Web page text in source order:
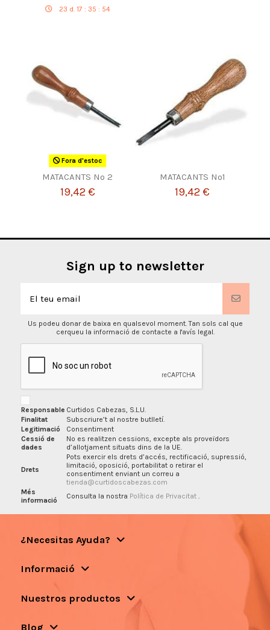
23 d. 17 :35 : 53
Fora d'estoc
MATACANTS Nº 2
19,42 €
MATACANTS Nº1
19,42 €
Sign up to newsletter
Us podeu donar de baixa en qualsevol moment. Tan sols cal que
cerqueu la informació de contacte a l'avís legal.
Responsable Curtidos Cabezas, S.L.U.
Finalitat
Subscriure’t al nostre butlletí.
Legitimació
Consentiment
Cessió de
dades
No es realitzen cessions, excepte als proveïdors
d’allotjament situats dins de la UE.
Drets
Pots exercir els drets d’accés, rectificació, supressió,
limitació, oposició, portabilitat o retirar el
consentiment enviant un correu a
tienda@curtidoscabezas.com
Més
informació
Consulta la nostra Política de Privacitat
¿Necesitas Ayuda?
Informació
Nuestros productos
Blog